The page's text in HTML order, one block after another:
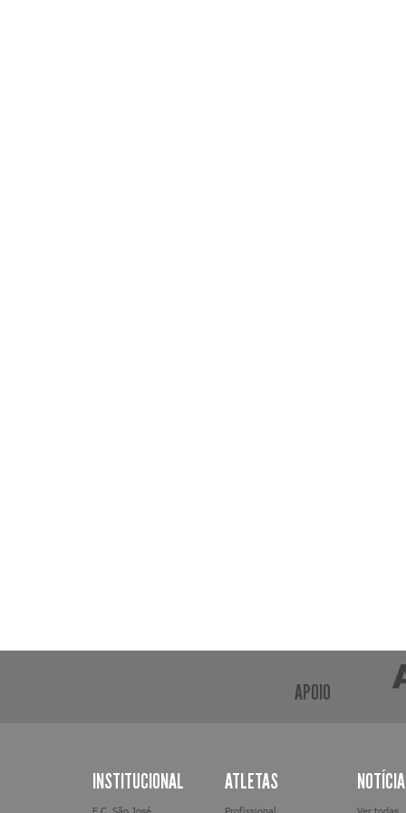
APOIO
INSTITUCIONAL
E.C. São José
ATLETAS
Profissional Ver todas